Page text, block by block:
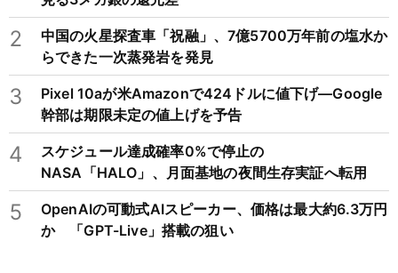
2
中国の火星探査車「祝融」、7億5700万年前の塩水か
らできた一次蒸発岩を発見
3
Pixel 10aが米Amazonで424ドルに値下げ―Google
幹部は期限未定の値上げを予告
4
スケジュール達成確率0%で停止の
NASA「HALO」、月面基地の夜間生存実証へ転用
5
OpenAIの可動式AIスピーカー、価格は最大約6.3万円
か 「GPT-Live」搭載の狙い